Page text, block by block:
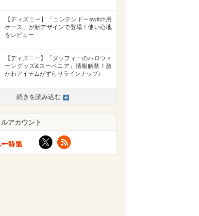
【ディズニー】「ニンテンドーswitch用
ケース」が新デザインで登場！使い心地
をレビュー
【ディズニー】「ダッフィーのハロウィ
ーングッズ&スーベニア」情報解禁！激
かわアイテムがずらりラインナップ♪
続きを読み込む
アカウント
X